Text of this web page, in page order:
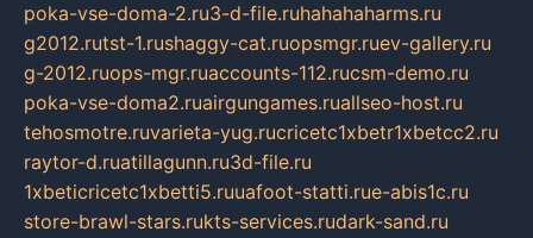
poka-vse-doma-2.ru3-d-file.ruhahahaharms.ru
g2012.rutst-1.rushaggy-cat.ruopsmgr.ruev-gallery.ru
g-2012.ruops-mgr.ruaccounts-112.rucsm-demo.ru
poka-vse-doma2.ruairgungames.ruallseo-host.ru
tehosmotre.ruvarieta-yug.rucricetc1xbetr1xbetcc2.ru
raytor-d.ruatillagunn.ru3d-file.ru
1xbeticricetc1xbetti5.ruuafoot-statti.rue-abis1c.ru
store-brawl-stars.rukts-services.rudark-sand.ru